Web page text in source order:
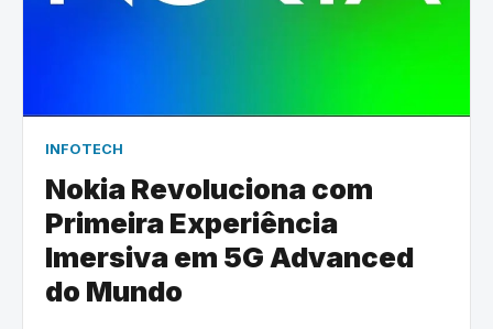
INFOTECH
Nokia Revoluciona com
Primeira Experiência
Imersiva em 5G Advanced
do Mundo